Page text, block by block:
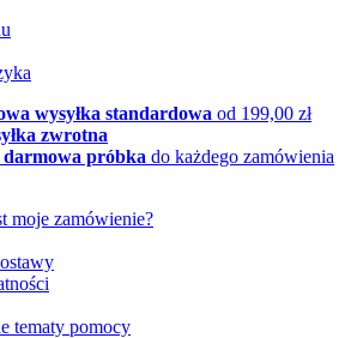
wysyłka standardowa od 199,00 zł
zwrotna
próbka do każdego zamówienia
moje zamówienie?
tematy pomocy